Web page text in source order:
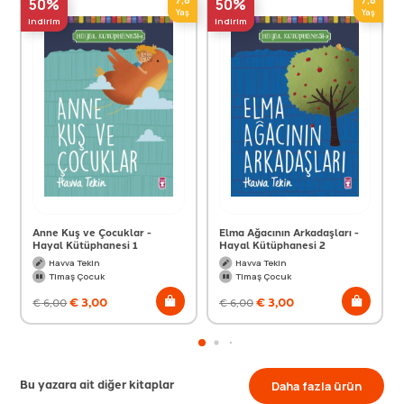
50%
indirim
Yaş
Anne Kuş ve Çocuklar -
Hayal Kütüphanesi 1
Havva Tekin
Timaş Çocuk
€6,00€ 3,00
50%
indirim
Yaş
Elma Ağacının Arkadaşları -
Hayal Kütüphanesi 2
Havva Tekin
Timaş Çocuk
€6,00€3,00
Bu yazara ait diğer kitaplar Daha fazla ürün